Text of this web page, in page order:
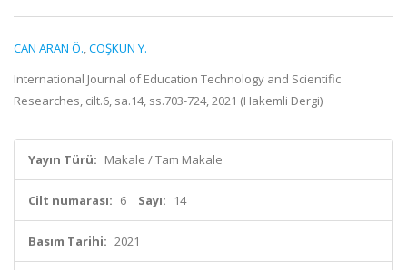
CAN ARAN Ö.,COŞKUN Y.
International Journal of Education Technology and Scientific
Researches, cilt.6, sa.14, ss.703-724, 2021 (Hakemli Dergi)
Yayın Türü: Makale / Tam Makale
Cilt numarası: 6 Sayı: 14
Basım Tarihi: 2021